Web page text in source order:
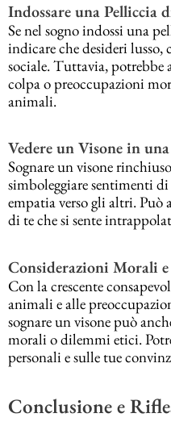
Indossare una Pelliccia
Se nel sogno indossi una
indicare che desideri
sociale. Tuttavia, potrebbe
colpa o preoccupazioni
animali.
Vedere un Visone in
Sognare un visone
simboleggiare sentimenti
empatia verso gli altri. Può
di te che si sente
Considerazioni Morali
Con la crescente
animali e alle
sognare un visone può
morali o dilemmi etici.
personali e sulle tue
Conclusione e